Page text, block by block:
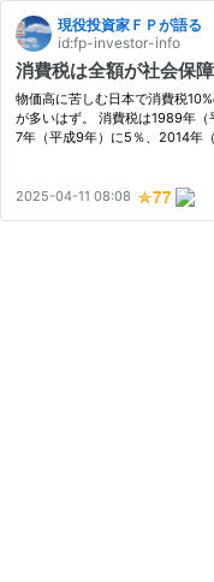
現役投資家ＦＰが語る
id:fp-investor-info
消費税は全額が社会保
物価高に苦しむ日本で消費税
が多いはず。 消費税は1989年
7年（平成9年）に5％、2014年
会見で…
2025-04-11 08:08